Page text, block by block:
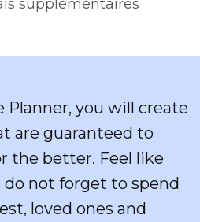
supplémentaires
Planner, you will create
are guaranteed to
the better. Feel like
do not forget to spend
loved ones and